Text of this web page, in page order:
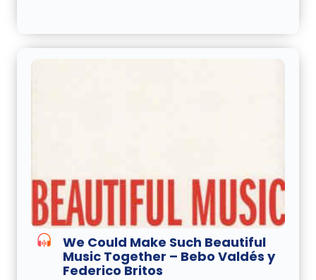
We Could Make Such Beautiful
Music Together – Bebo Valdés y
Federico Britos